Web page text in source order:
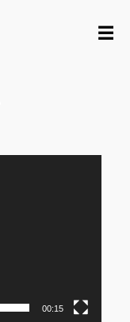
☰
00:15